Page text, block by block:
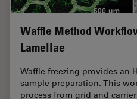
Waffle Method
Lamellae
Waffle freezing provides an
sample preparation. This
process from grid and